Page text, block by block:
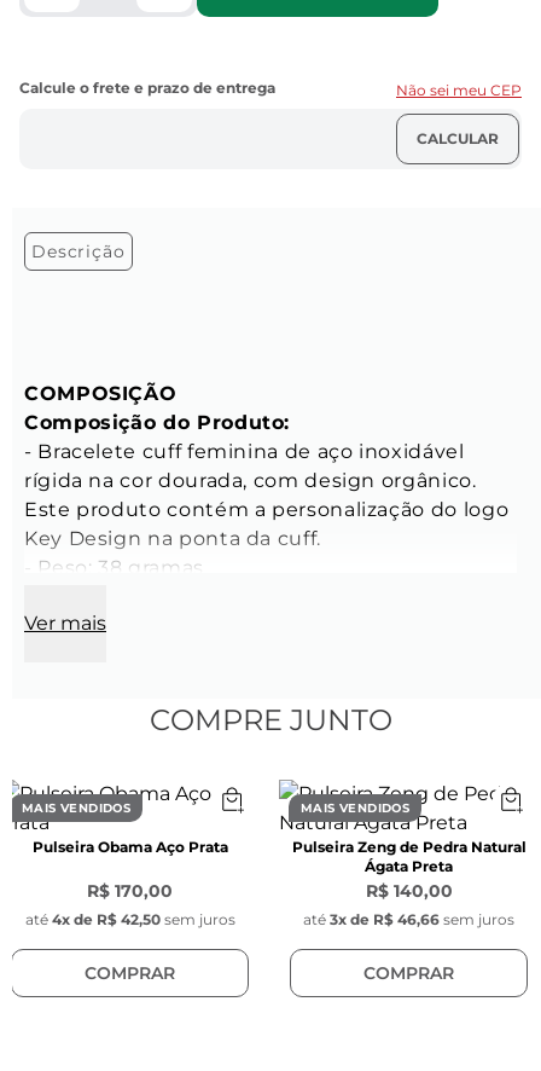
Não sei meu CEP
Descrição
COMPOSIÇÃO
Composição do Produto:
- Bracelete cuff feminina de aço inoxidável
rígida na cor dourada, com design orgânico.
Este produto contém a personalização do logo
Key Design na ponta da cuff.
- Peso: 38 gramas
- Banho: Produto banhado a ouro
CARACTERÍSTICAS
- Espessura: 6 mm
- Cor: Dourado
- Material: Aço inoxidável
- Modelo: Orgânico
O revestimento iônico oferece alta resistência
ao desgaste, corrosão e temperatura,
aumentando a durabilidade de superfícies
Ver mais
COMPRE JUNTO
MAIS VENDIDOS
Pulseira Obama Aço Prata
R$ 170,00
até 4x de R$ 42,50 sem juros
COMPRAR
MAIS VENDIDOS
Pulseira Zeng de Pedra Natural
Ágata Preta
R$ 140,00
até 3x de R$ 46,66 sem juros
COMPRAR